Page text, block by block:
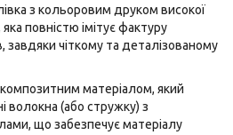
з кольоровим друком високої
повністю імітує фактуру
завдяки чіткому та деталізованому
матеріалом, який
волокна (або стружку) з
що забезпечує матеріалу